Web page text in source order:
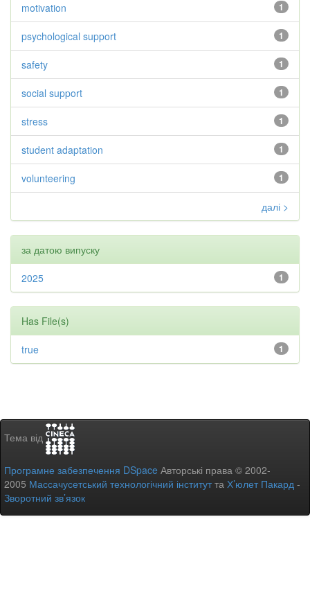
1
motivation
1
psychological support
1
safety
1
social support
1
stress
1
student adaptation
1
volunteering
далі >
за датою випуску
1
2025
Has File(s)
1
true
Тема від
Програмне забезпечення DSpace Авторські права © 2002-
2005 Массачусетський технологічний інститутта Х’юлет Пакард -
Зворотний зв’язок